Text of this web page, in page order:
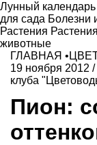
Лунный календарь
для сада Болезни
Растения Растения
животные
ГЛАВНАЯ •
19 ноября 2012 /
клуба
Пион: